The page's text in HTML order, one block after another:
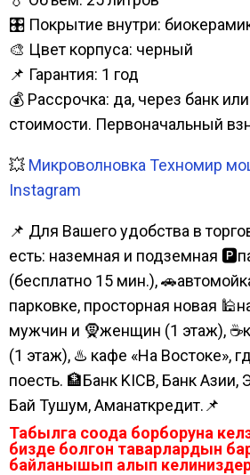
🎛️ Покрытие внутри:
🎨 Цвет корпуса: черный
📌 Гарантия: 1 год
💰 Рассрочка: да, через банк
стоимости. Первоначальный
💥 Микроволновка Техномир
Instagram
📌 Для Вашего удобства в
есть: наземная и подземная
(бесплатно 15 мин.),
парковке, просторная новая
мужчин и 🧕женщин (1 этаж),
(1 этаж), ♨️ кафе «На Востоке»,
поесть. 🏦Банк KICB, Банк Азии,
Бай Тушум, Аманаткредит.📌
Табылга соода борборуна
бизде болгон таварлардын
байланышып алып